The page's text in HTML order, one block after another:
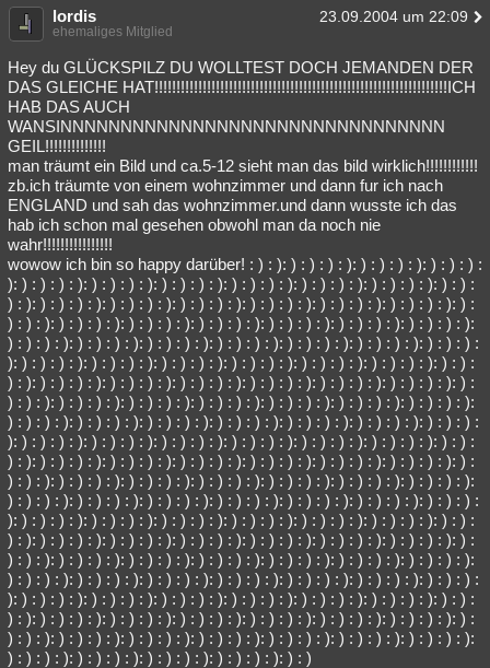
lordis 23.09.2004 um 22:09
ehemaliges Mitglied
Hey du GLÜCKSPILZ DU WOLLTEST DOCH JEMANDEN DER
DAS GLEICHE HAT!!!!!!!!!!!!!!!!!!!!!!!!!!!!!!!!!!!!!!!!!!!!!!!!!!!!!!!!!!!!!!!!!!!ICH
HAB DAS AUCH
WANSINNNNNNNNNNNNNNNNNNNNNNNNNNNNNNNN
GEIL!!!!!!!!!!!!!!
man träumt ein Bild und ca.5-12 sieht man das bild wirklich!!!!!!!!!!!!
zb.ich träumte von einem wohnzimmer und dann fur ich nach
ENGLAND und sah das wohnzimmer.und dann wusste ich das
hab ich schon mal gesehen obwohl man da noch nie
wahr!!!!!!!!!!!!!!!!
wowow ich bin so happy darüber! : ) : ): ) : ) : ) : ): ) : ) : ) : ): ) : ) : ) :
): ) : ) : ) : ): ) : ) : ) : ): ) : ) : ) : ): ) : ) : ) : ): ) : ) : ) : ): ) : ) : ) : ): ) : ) :
) : ): ) : ) : ) : ): ) : ) : ) : ): ) : ) : ) : ): ) : ) : ) : ): ) : ) : ) : ): ) : ) : ) : ): ) :
) : ) : ): ) : ) : ) : ): ) : ) : ) : ): ) : ) : ) : ): ) : ) : ) : ): ) : ) : ) : ): ) : ) : ) : ):
) : ) : ) : ): ) : ) : ) : ): ) : ) : ) : ): ) : ) : ) : ): ) : ) : ) : ): ) : ) : ) : ): ) : ) : ) :
): ) : ) : ) : ): ) : ) : ) : ): ) : ) : ) : ): ) : ) : ) : ): ) : ) : ) : ): ) : ) : ) : ): ) : ) :
) : ): ) : ) : ) : ): ) : ) : ) : ): ) : ) : ) : ): ) : ) : ) : ): ) : ) : ) : ): ) : ) : ) : ): ) :
) : ) : ): ) : ) : ) : ): ) : ) : ) : ): ) : ) : ) : ): ) : ) : ) : ): ) : ) : ) : ): ) : ) : ) : ):
) : ) : ) : ): ) : ) : ) : ): ) : ) : ) : ): ) : ) : ) : ): ) : ) : ) : ): ) : ) : ) : ): ) : ) : ) :
): ) : ) : ) : ): ) : ) : ) : ): ) : ) : ) : ): ) : ) : ) : ): ) : ) : ) : ): ) : ) : ) : ): ) : ) :
) : ): ) : ) : ) : ): ) : ) : ) : ): ) : ) : ) : ): ) : ) : ) : ): ) : ) : ) : ): ) : ) : ) : ): ) :
) : ) : ): ) : ) : ) : ): ) : ) : ) : ): ) : ) : ) : ): ) : ) : ) : ): ) : ) : ) : ): ) : ) : ) : ):
) : ) : ) : ): ) : ) : ) : ): ) : ) : ) : ): ) : ) : ) : ): ) : ) : ) : ): ) : ) : ) : ): ) : ) : ) :
): ) : ) : ) : ): ) : ) : ) : ): ) : ) : ) : ): ) : ) : ) : ): ) : ) : ) : ): ) : ) : ) : ): ) : ) :
) : ): ) : ) : ) : ): ) : ) : ) : ): ) : ) : ) : ): ) : ) : ) : ): ) : ) : ) : ): ) : ) : ) : ): ) :
) : ) : ): ) : ) : ) : ): ) : ) : ) : ): ) : ) : ) : ): ) : ) : ) : ): ) : ) : ) : ): ) : ) : ) : ):
) : ) : ) : ): ) : ) : ) : ): ) : ) : ) : ): ) : ) : ) : ): ) : ) : ) : ): ) : ) : ) : ): ) : ) : ) :
): ) : ) : ) : ): ) : ) : ) : ): ) : ) : ) : ): ) : ) : ) : ): ) : ) : ) : ): ) : ) : ) : ): ) : ) :
) : ): ) : ) : ) : ): ) : ) : ) : ): ) : ) : ) : ): ) : ) : ) : ): ) : ) : ) : ): ) : ) : ) : ): ) :
) : ) : ): ) : ) : ) : ): ) : ) : ) : ): ) : ) : ) : ): ) : ) : ) : ): ) : ) : ) : ): ) : ) : ) : ):
) : ) : ) : ): ) : ) : ) : ): ) : ) : ) : ): ) : ) : ) : ): ) : )